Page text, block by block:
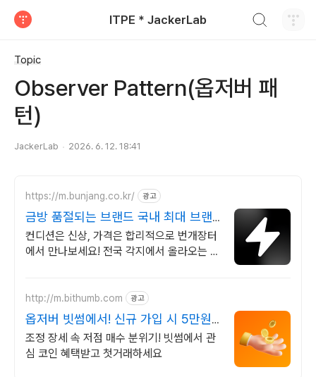
ITPE * JackerLab
Topic
Observer Pattern(옵저버 패
턴)
JackerLab 2026. 6. 12. 18:41
https://m.bunjang.co.kr/ 광고
금방 품절되는 브랜드 국내 최대 브랜
드 중고거래
컨디션은 신상, 가격은 합리적으로 번개장터
에서 만나보세요! 전국 각지에서 올라오는 전
http://m.bithumb.com 광고
옵저버 빗썸에서! 신규 가입 시 5만원
혜택
조정 장세 속 저점 매수 분위기! 빗썸에서 관
심 코인 혜택받고 첫거래하세요